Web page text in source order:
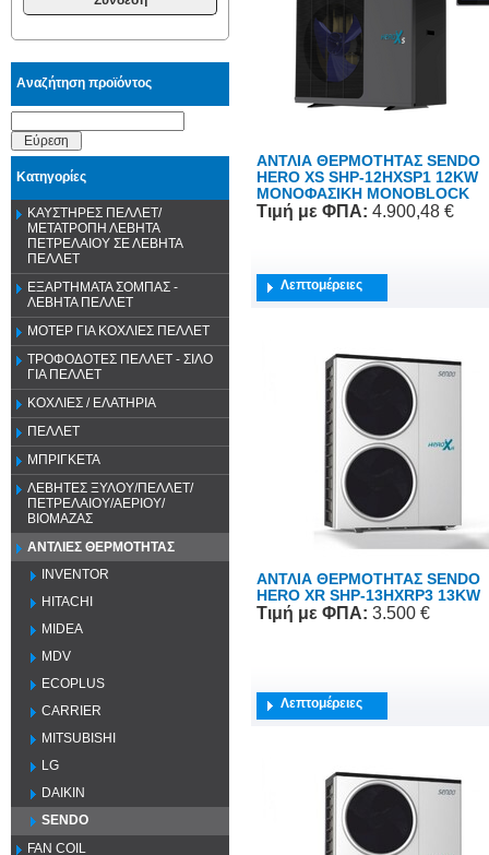
Αναζήτηση προϊόντος
Εύρεση
Κατηγορίες
ΚΑΥΣΤΗΡΕΣ ΠΕΛΛΕΤ/
ΜΕΤΑΤΡΟΠΗ ΛΕΒΗΤΑ
ΠΕΤΡΕΛΑΙΟΥ ΣΕ ΛΕΒΗΤΑ
ΠΕΛΛΕΤ
ΕΞΑΡΤΗΜΑΤΑ ΣΟΜΠΑΣ -
ΛΕΒΗΤΑ ΠΕΛΛΕΤ
ΜΟΤΕΡ ΓΙΑ ΚΟΧΛΙΕΣ ΠΕΛΛΕΤ
ΤΡΟΦΟΔΟΤΕΣ ΠΕΛΛΕΤ - ΣΙΛΟ
ΓΙΑ ΠΕΛΛΕΤ
ΚΟΧΛΙΕΣ / ΕΛΑΤΗΡΙΑ
ΠΕΛΛΕΤ
ΜΠΡΙΓΚΕΤΑ
ΛΕΒΗΤΕΣ ΞΥΛΟΥ/ΠΕΛΛΕΤ/
ΠΕΤΡΕΛΑΙΟΥ/ΑΕΡΙΟΥ/
ΒΙΟΜΑΖΑΣ
ΑΝΤΛΙΕΣ ΘΕΡΜΟΤΗΤΑΣ
INVENTOR
HITACHI
MIDEA
MDV
ECOPLUS
CARRIER
MITSUBISHI
LG
DAIKIN
SENDO
FAN COIL
ΑΝΤΛΙΑ ΘΕΡΜΟΤΗΤΑΣ SENDO
HERO XS SHP-12HXSP1 12KW
ΜΟΝΟΦΑΣΙΚΗ MONOBLOCK
Τιμή με ΦΠΑ: 4.900,48 €
Λεπτομέρειες
ΑΝΤΛΙΑ ΘΕΡΜΟΤΗΤΑΣ SENDO
HERO XR SHP-13HXRP3 13KW
Τιμή με ΦΠΑ: 3.500 €
Λεπτομέρειες